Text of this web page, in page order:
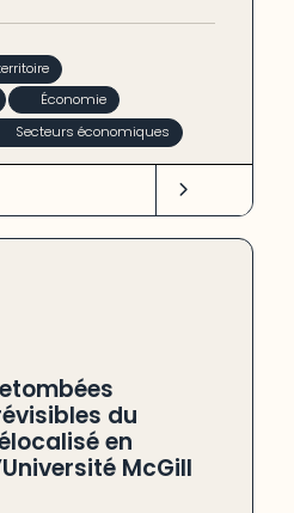
Économie
Secteurs économiques
du
en
McGill